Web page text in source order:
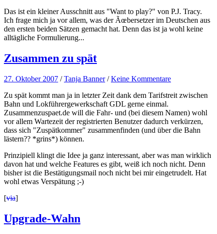
Das ist ein kleiner Ausschnitt aus "Want to play?" von P.J. Tracy.
Ich frage mich ja vor allem, was der Ãœbersetzer im Deutschen aus
den ersten beiden Sätzen gemacht hat. Denn das ist ja wohl keine
alltägliche Formulierung...
Zusammen zu spät
27. Oktober 2007 /Tanja Banner /Keine Kommentare
Zu spät kommt man ja in letzter Zeit dank dem Tarifstreit zwischen
Bahn und Lokführergewerkschaft GDL gerne einmal.
Zusammenzuspaet.de will die Fahr- und (bei diesem Namen) wohl
vor allem Wartezeit der registrierten Benutzer dadurch verkürzen,
dass sich "Zuspätkommer" zusammenfinden (und über die Bahn
lästern?? *grins*) können.
Prinzipiell klingt die Idee ja ganz interessant, aber was man wirklich
davon hat und welche Features es gibt, weiß ich noch nicht. Denn
bisher ist die Bestätigungsmail noch nicht bei mir eingetrudelt. Hat
wohl etwas Verspätung ;-)
[via]
Upgrade-Wahn